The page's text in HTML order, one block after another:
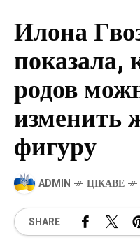
Илона
показала,
родов
изменить
фигуру
ADMIN ЦІКАВЕ
SHARE